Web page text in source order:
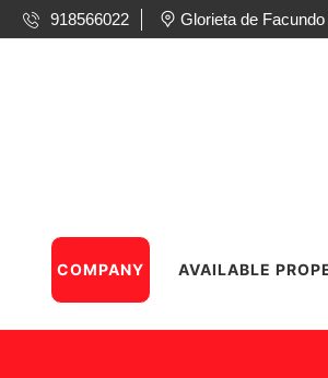
918566022 Glorieta de
COMPANY AVAILABLE